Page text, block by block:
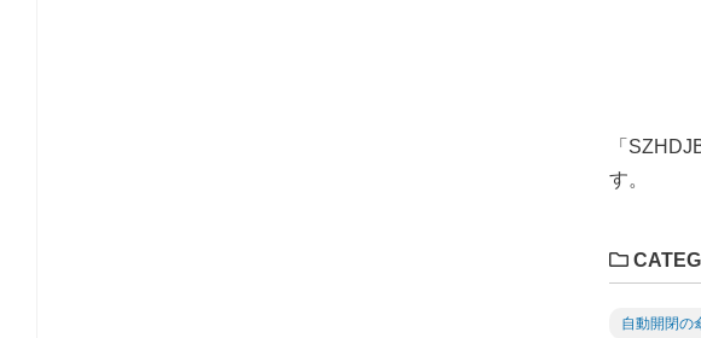
「
す。
自動開閉の